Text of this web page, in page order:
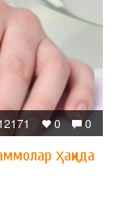
0
0
ҳақида